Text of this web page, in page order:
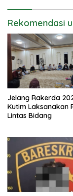
Rekomendasi
Jelang Rakerda
Kutim Laksanakan
Lintas Bidang